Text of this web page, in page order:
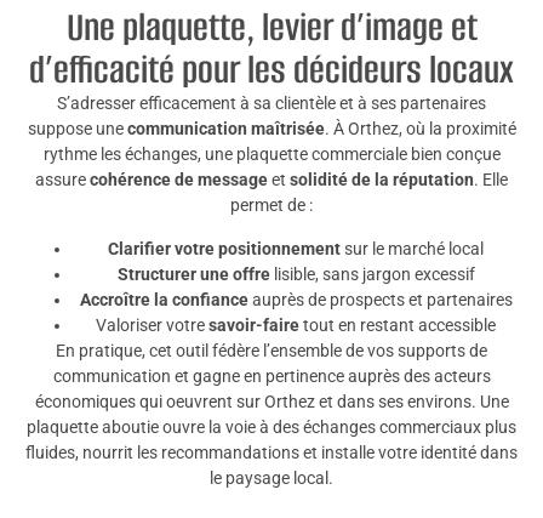
Une plaquette, levier d’image et
d’efficacité pour les décideurs locaux
S’adresser efficacement à sa clientèle et à ses partenaires
suppose unecommunication maîtrisée. À Orthez, où la proximité
rythme les échanges, une plaquette commerciale bien conçue
assurecohérence de messageet solidité de la réputation. Elle
permet de :
Clarifier votre positionnementsur le marché local
Structurer une offrelisible, sans jargon excessif
Accroître la confianceauprès de prospects et partenaires
Valoriser votresavoir-fairetout en restant accessible
En pratique, cet outil fédère l’ensemble de vos supports de
communication et gagne en pertinence auprès des acteurs
économiques qui oeuvrent sur Orthez et dans ses environs. Une
plaquette aboutie ouvre la voie à des échanges commerciaux plus
fluides, nourrit les recommandations et installe votre identité dans
le paysage local.